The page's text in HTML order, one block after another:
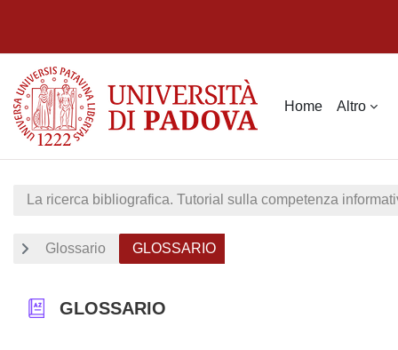
Home Altro
La ricerca bibliografica. Tutorial sulla competenza
Glossario GLOSSARIO
GLOSSARIO